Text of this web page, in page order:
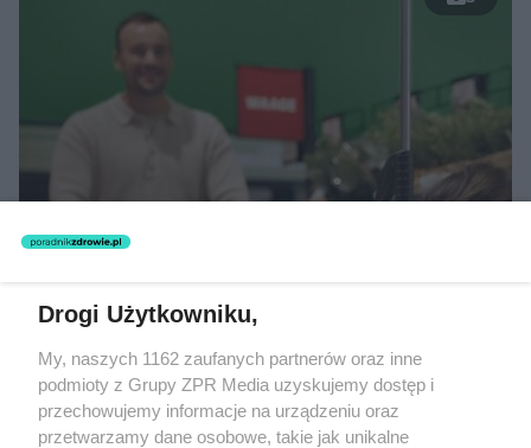
Daleko do pięciu porcji dziennie.
Badanie pokazuje, jak Polacy
naprawdę jedzą warzywa i owoce
Drogi Użytkowniku,
My, naszych 1162 zaufanych partnerów oraz inne
podmioty z Grupy ZPR Media uzyskujemy dostęp i
przechowujemy informacje na urządzeniu oraz
przetwarzamy dane osobowe, takie jak unikalne